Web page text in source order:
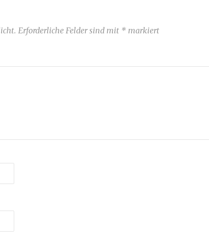
Erforderliche Felder sind mit * markiert